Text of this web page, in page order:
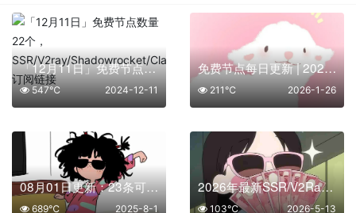
「12月11日」免费节点数量22个，SSR/V2ray/Shadowrocket/Clash订阅链接
2024-12-11
547℃
免费节点每日更新 | 2026年01月26日SSR/V2Ray/Clash可用订阅
2026-1-26
211℃
08月01日更新：23条可用免费节点 | 2025年SSR/V2ray/Clash订阅链接
2025-8-1
689℃
2026年最新SSR/V2Ray/Clash节点分享 | 05月13日实时可用
2026-5-13
103℃